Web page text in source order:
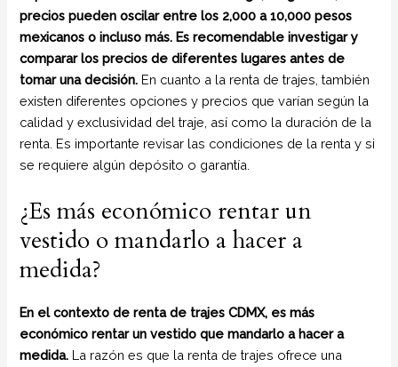
precios pueden oscilar entre los 2,000 a 10,000 pesos
mexicanos o incluso más. Es recomendable investigar y
comparar los precios de diferentes lugares antes de
tomar una decisión. En cuanto a la renta de trajes, también
existen diferentes opciones y precios que varían según la
calidad y exclusividad del traje, así como la duración de la
renta. Es importante revisar las condiciones de la renta y si
se requiere algún depósito o garantía.
¿Es más económico rentar un
vestido o mandarlo a hacer a
medida?
En el contexto de renta de trajes CDMX, es más
económico rentar un vestido que mandarlo a hacer a
medida. La razón es que la renta de trajes ofrece una